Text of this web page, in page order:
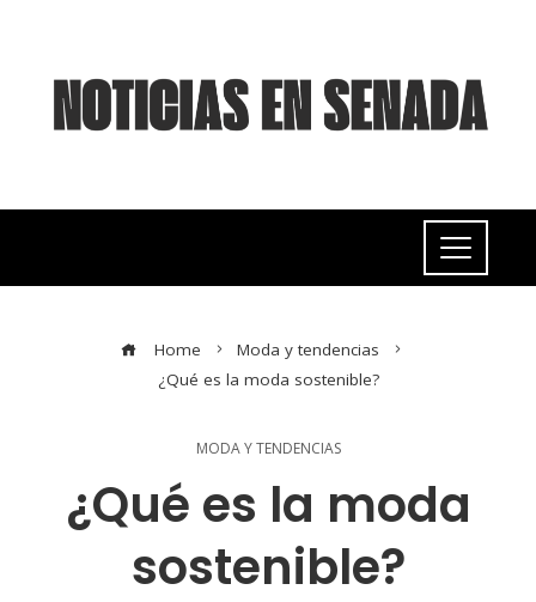
Home
Moda y tendencias
¿Qué es la moda sostenible?
MODA Y TENDENCIAS
¿Qué es la moda
sostenible?